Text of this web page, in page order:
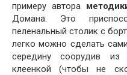
примеру автора
Домана. Это
пеленальный столик с
легко можно сделать
середину соорудив из
клеенкой (чтобы не